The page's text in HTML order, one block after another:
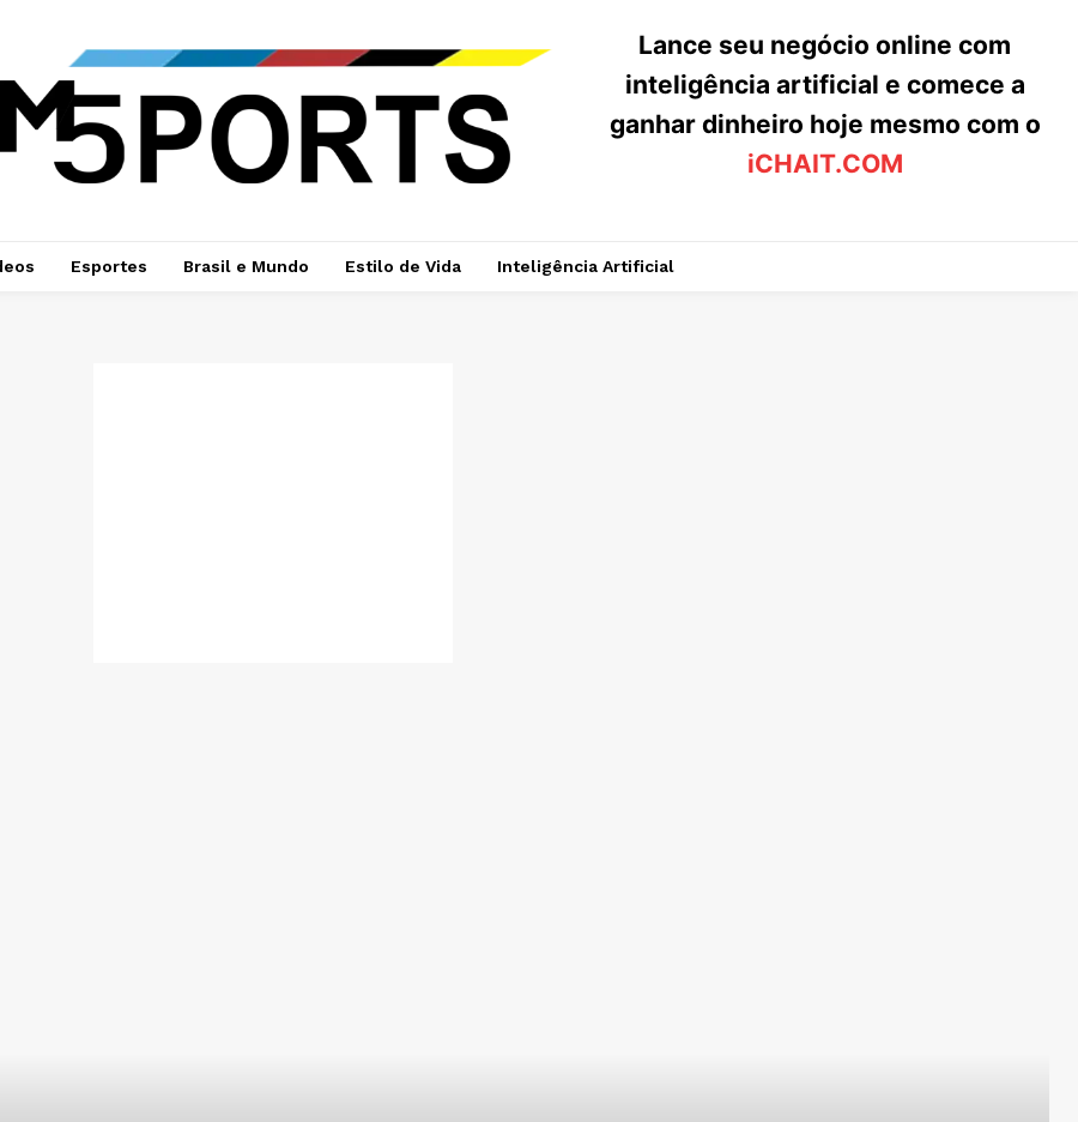
Lance seu negócio online com
inteligência artificial e comece a
ganhar dinheiro hoje mesmo com o
iCHAIT.COM
Esportes Brasil e Mundo Estilo de Vida Inteligência Artificial